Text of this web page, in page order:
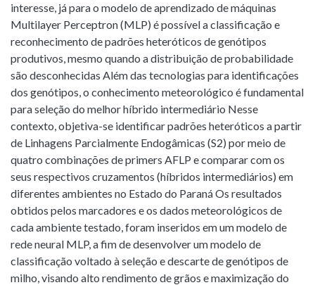
interesse, já para o modelo de aprendizado de máquinas
Multilayer Perceptron (MLP) é possível a classificação e
reconhecimento de padrões heteróticos de genótipos
produtivos, mesmo quando a distribuição de probabilidade
são desconhecidas Além das tecnologias para identificações
dos genótipos, o conhecimento meteorológico é fundamental
para seleção do melhor híbrido intermediário Nesse
contexto, objetiva-se identificar padrões heteróticos a partir
de Linhagens Parcialmente Endogâmicas (S2) por meio de
quatro combinações de primers AFLP e comparar com os
seus respectivos cruzamentos (híbridos intermediários) em
diferentes ambientes no Estado do Paraná Os resultados
obtidos pelos marcadores e os dados meteorológicos de
cada ambiente testado, foram inseridos em um modelo de
rede neural MLP, a fim de desenvolver um modelo de
classificação voltado à seleção e descarte de genótipos de
milho, visando alto rendimento de grãos e maximização do